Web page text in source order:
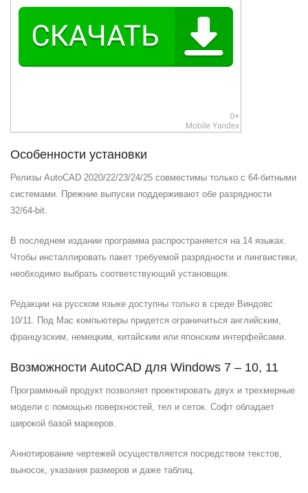
Особенности установки
Релизы AutoCAD 2020/22/23/24/25 совместимы только с 64-битными
системами. Прежние выпуски поддерживают обе разрядности
32/64-bit.
В последнем издании программа распространяется на 14 языках.
Чтобы инсталлировать пакет требуемой разрядности и лингвистики,
необходимо выбрать соответствующий установщик.
Редакции на русском языке доступны только в среде Виндовс
10/11. Под Mac компьютеры придется ограничиться английским,
французским, немецким, китайским или японским интерфейсами.
Возможности AutoCAD для Windows 7 – 10, 11
Программный продукт позволяет проектировать двух и трехмерные
модели с помощью поверхностей, тел и сеток. Софт обладает
широкой базой маркеров.
Аннотирование чертежей осуществляется посредством текстов,
выносок, указания размеров и даже таблиц.